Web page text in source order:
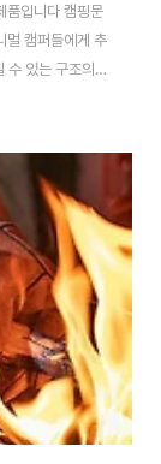
품입니다 캠핑문
캠퍼들에게 추
수 있는 구조의
재질은 304
수납 가방이 포
없도록 되어
구매링크~~
659405..